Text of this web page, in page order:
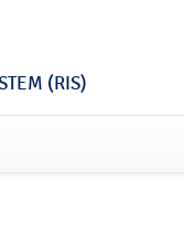
(RIS)